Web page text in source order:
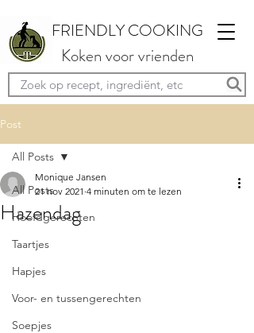
FRIENDLY COOKING
Koken voor vrienden
Post
All Posts
Hoofdgerechten
Taartjes
Hapjes
Voor- en tussengerechten
Soepjes
All Posts
Hazendag
Monique Jansen
21 nov 2021 4 minuten om te lezen